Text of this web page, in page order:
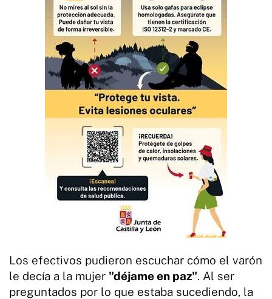
Los efectivos pudieron escuchar cómo el varón
le decía a la mujer "déjame en paz". Al ser
preguntados por lo que estaba sucediendo, la